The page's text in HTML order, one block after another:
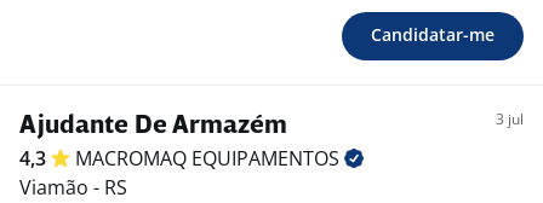
Candidatar-me
Ajudante De Armazém 3 jul
4,3 MACROMAQ EQUIPAMENTOS
Viamão - RS